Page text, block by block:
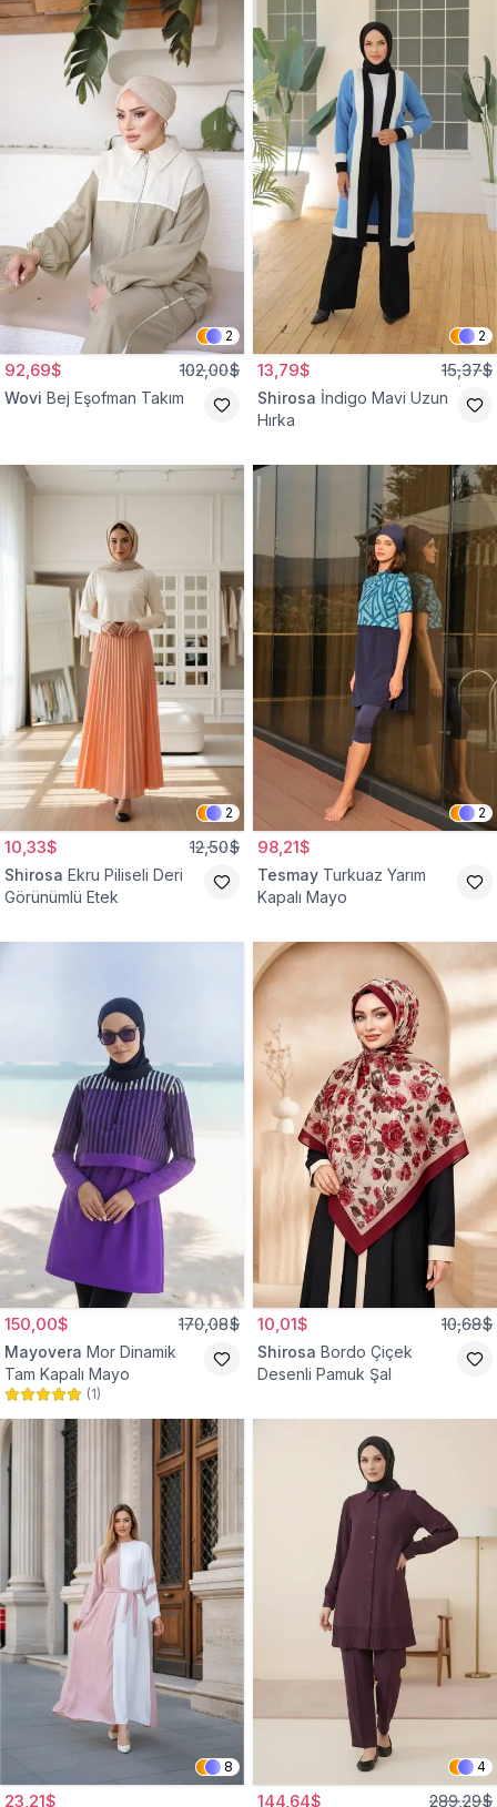
2
92,69$ 102,00$
Wovi Bej Eşofman Takım
2
13,79$ 15,37$
Shirosa İndigo Mavi Uzun
Hırka
2
10,33$ 12,50$
Shirosa Ekru Piliseli Deri
Görünümlü Etek
2
98,21$
Tesmay Turkuaz Yarım
Kapalı Mayo
150,00$ 170,08$
Mayovera Mor Dinamik
Tam Kapalı Mayo
(1)
10,01$ 10,68$
Shirosa Bordo Çiçek
Desenli Pamuk Şal
8
23,21$
4
144,64$ 289,29$